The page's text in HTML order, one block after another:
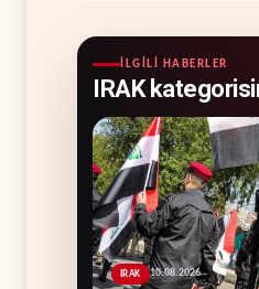
İLGILI HABERLER
IRAK
IRAK 10.08.2026